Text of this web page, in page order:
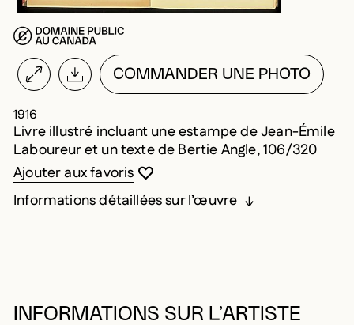
COMMANDER UNE PHOTO
1916
Livre illustré incluant une estampe de Jean-Émile
Laboureur et un texte de Bertie Angle, 106/320
Vous devez être connecté pour ajouter
Fermer la modale
Ouvrir la modale
Ajouter aux favoris
Informations détaillées sur l’œuvre
INFORMATIONS SUR L’ARTISTE